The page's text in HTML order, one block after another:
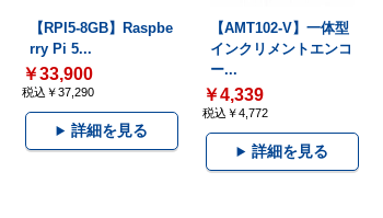
【RPI5-8GB】Raspbe
rry Pi 5...
￥33,900
税込￥37,290
詳細を見る
【AMT102-V】一体型
インクリメントエンコ
ー...
￥4,339
税込￥4,772
詳細を見る